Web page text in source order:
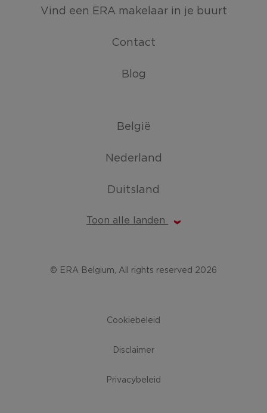
Vind een ERA makelaar in je buurt
Contact
Blog
België
Nederland
Duitsland
Toon alle landen
© ERA Belgium, All rights reserved 2026
Cookiebeleid
Disclaimer
Privacybeleid